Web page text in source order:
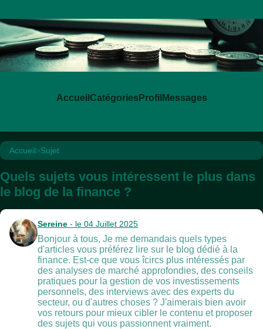
Accueil Catégories Profil Messages
Accueil>Sujet
Quels sujets vous intéressent le plus dans
le blog de la finance ?
Sereine - le 04 Juillet 2025
Bonjour à tous, Je me demandais quels types
d'articles vous préférez lire sur le blog dédié à la
finance. Est-ce que vous îcircs plus intéressés par
des analyses de marché approfondies, des conseils
pratiques pour la gestion de vos investissements
personnels, des interviews avec des experts du
secteur, ou d'autres choses ? J'aimerais bien avoir
vos retours pour mieux cibler le contenu et proposer
des sujets qui vous passionnent vraiment.